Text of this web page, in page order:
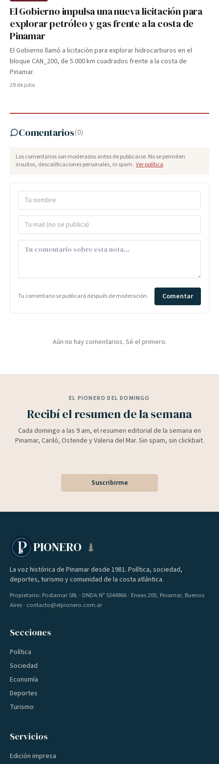
El Gobierno impulsa una nueva licitación para
explorar petróleo y gas frente a la costa de
Pinamar
El Gobierno llamó a licitación para explorar hidrocarburos en el
bloque CAN_200, de 5.000 km cuadrados frente a la costa de
Pinamar.
29 de julio
Comentarios(0)
Los comentarios son moderados antes de publicarse. No se permiten
insultos, descalificaciones personales, ni spam. Ver política
Tu comentario se publicará después de moderación. Comentar
Aún no hay comentarios. Sé el primero.
EL PIONERO DEL DOMINGO
Recibí el resumen de la semana
Cada domingo a las 9 am, el resumen editorial de la semana en
Pinamar, Cariló, Ostende y Valeria del Mar. Sin spam, sin clickbait.
Suscribirme
PIONERO
La voz histórica de Pinamar desde 1981. Política, sociedad,
deportes, turismo y comunidad de la costa atlántica.
Propietario: Postamar SRL · DNDA Nº 5344866 · Eneas 200, Pinamar, Buenos
Aires · contacto@elpionero.com.ar
Secciones
Política
Sociedad
Economía
Deportes
Turismo
Servicios
Edición impresa